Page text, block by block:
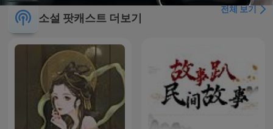
소설 팟캐스트 더보기
전체 보기